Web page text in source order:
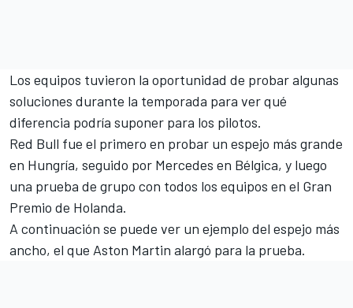
Los equipos tuvieron la oportunidad de probar algunas
soluciones durante la temporada para ver qué
diferencia podría suponer para los pilotos.
Red Bull fue el primero en probar un espejo más grande
en Hungría, seguido por Mercedes en Bélgica, y luego
una prueba de grupo con todos los equipos en el Gran
Premio de Holanda.
A continuación se puede ver un ejemplo del espejo más
ancho, el que Aston Martin alargó para la prueba.